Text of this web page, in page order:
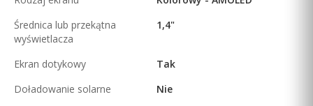
Średnica lub przekątna
wyświetlacza
1,4"
Ekran dotykowy
Tak
Doładowanie solarne
Nie